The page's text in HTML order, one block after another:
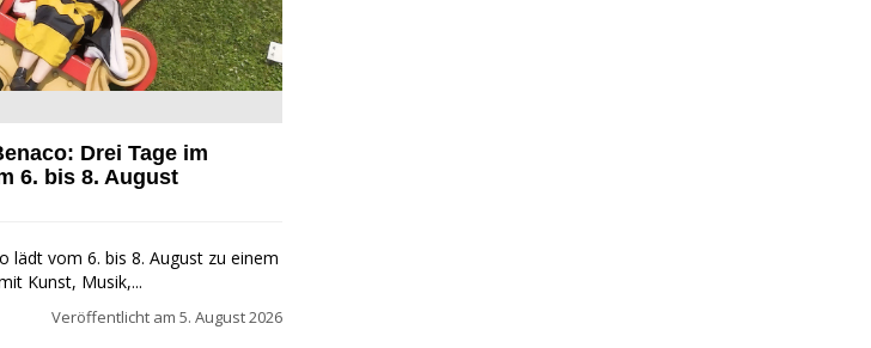
Drei Tage im Wunderland
Drei Tage im
6. bis 8. August
lädt vom 6. bis 8. August zu einem
Kunst, Musik,...
Veröffentlicht am 5. August 2026